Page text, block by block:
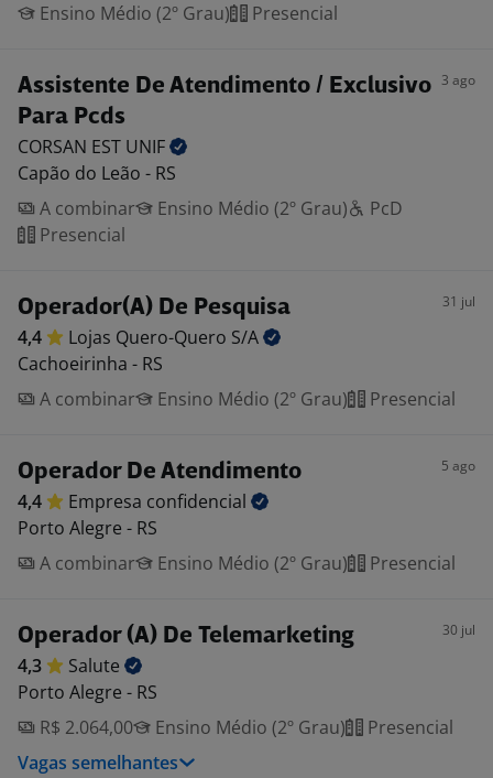
Ensino Médio (2º Grau)
Presencial
Assistente De Atendimento / Exclusivo
Para Pcds
3 ago
CORSAN EST UNIF
Capão do Leão - RS
A combinar
Ensino Médio (2º Grau)
PcD
Presencial
Operador(A) De Pesquisa 31 jul
4,4 Lojas Quero-Quero S/A
Cachoeirinha - RS
A combinar
Ensino Médio (2º Grau) Presencial
Operador De Atendimento 5 ago
4,4 Empresa confidencial
Porto Alegre - RS
A combinar
Ensino Médio (2º Grau) Presencial
Operador (A) De Telemarketing 30 jul
4,3
Salute
Porto Alegre - RS
R$ 2.064,00
Ensino Médio (2º Grau)
Presencial
Vagas semelhantes